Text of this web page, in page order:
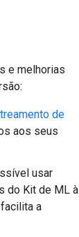
e melhorias
de
aos seus
usar
do Kit de ML à
a